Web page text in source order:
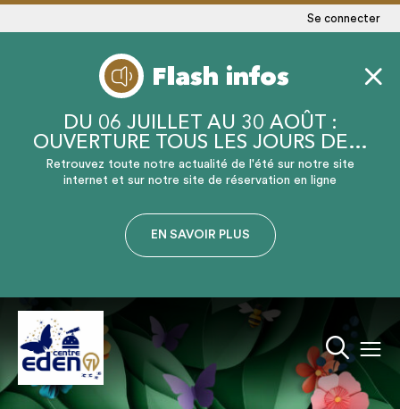
Se connecter
Flash infos
DU 06 JUILLET AU 30 AOÛT :
OUVERTURE TOUS LES JOURS DE…
Retrouvez toute notre actualité de l'été sur notre site
internet et sur notre site de réservation en ligne
EN SAVOIR PLUS